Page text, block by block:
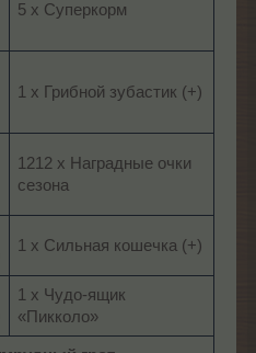
5 x Суперкорм
1 x Грибной зубастик (+)
1212 x Наградные очки
сезона
1 x Сильная кошечка (+)
1 x Чудо-ящик
«Пикколо»